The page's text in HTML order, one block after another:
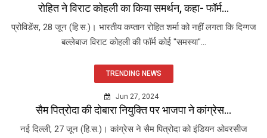
रोहित ने विराट कोहली का किया समर्थन, कहा- फॉर्म...
प्रोविडेंस, 28 जून (हि.स.)। भारतीय कप्तान रोहित शर्मा को नहीं लगता कि दिग्गज
बल्लेबाज विराट कोहली की फॉर्म कोई "समस्या"...
TRENDING NEWS
Jun 27, 2024
सैम पित्रोदा की दोबारा नियुक्ति पर भाजपा ने कांग्रेस...
नई दिल्ली, 27 जून (हि.स.)। कांग्रेस ने सैम पित्रोदा को इंडियन ओवरसीज